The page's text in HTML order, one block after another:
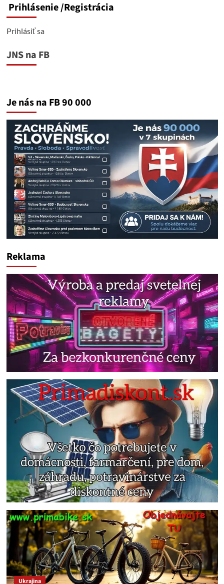
Prihlásenie/Registrácia
Prihlásiť sa
JNS na FB
Je nás na FB 90 000
Reklama
Ukrajina